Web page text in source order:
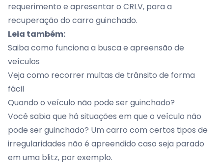
requerimento e apresentar o CRLV, para a
recuperação do carro guinchado.
Leia também:
Saiba como funciona a busca e apreensão de
veículos
Veja como recorrer multas de trânsito de forma
fácil
Quando o veículo não pode ser guinchado?
Você sabia que há situações em que o veículo não
pode ser guinchado? Um carro com certos tipos de
irregularidades não é apreendido caso seja parado
em uma blitz, por exemplo.